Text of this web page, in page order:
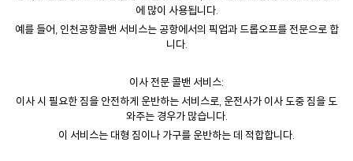
에 많이 사용됩니다.
예를 들어, 인천공항콜밴 서비스는 공항에서의 픽업과 드롭오프를 전문으로 합
니다.
이사 전문 콜밴 서비스:
이사 시 필요한 짐을 안전하게 운반하는 서비스로, 운전사가 이사 도중 짐을 도
와주는 경우가 많습니다.
이 서비스는 대형 짐이나 가구를 운반하는 데 적합합니다.